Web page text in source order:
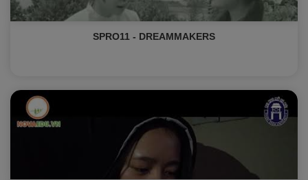
SPRO11 - DREAMMAKERS